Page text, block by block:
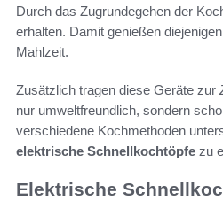
Durch das Zugrundegehen der
erhalten. Damit genießen
Mahlzeit.
Zusätzlich tragen diese Geräte zur
nur umweltfreundlich, sondern
verschiedene Kochmethoden
elektrische Schnellkochtöpfe zu
Elektrische